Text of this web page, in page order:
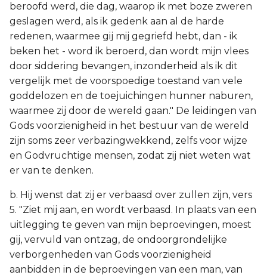
beroofd werd, die dag, waarop ik met boze zweren
geslagen werd, als ik gedenk aan al de harde
redenen, waarmee gij mij gegriefd hebt, dan - ik
beken het - word ik beroerd, dan wordt mijn vlees
door siddering bevangen, inzonderheid als ik dit
vergelijk met de voorspoedige toestand van vele
goddelozen en de toejuichingen hunner naburen,
waarmee zij door de wereld gaan." De leidingen van
Gods voorzienigheid in het bestuur van de wereld
zijn soms zeer verbazingwekkend, zelfs voor wijze
en Godvruchtige mensen, zodat zij niet weten wat
er van te denken.
b. Hij wenst dat zij er verbaasd over zullen zijn, vers
5. "Ziet mij aan, en wordt verbaasd. In plaats van een
uitlegging te geven van mijn beproevingen, moest
gij, vervuld van ontzag, de ondoorgrondelijke
verborgenheden van Gods voorzienigheid
aanbidden in de beproevingen van een man, van